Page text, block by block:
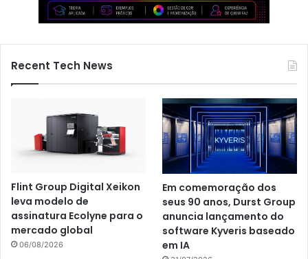
Recent Tech News
Flint Group Digital Xeikon
leva modelo de
assinatura Ecolyne para o
mercado global
06/08/2026
Em comemoração dos
seus 90 anos, Durst Group
anuncia lançamento do
software Kyveris baseado
em IA